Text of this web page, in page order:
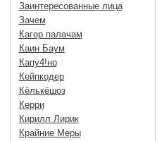
Заинтересованные лица
Зачем
Кагор палачам
Каин Баум
Капу4!но
Кейпкодер
Кёлькёшоз
Керри
Кирилл Лирик
Крайние Меры